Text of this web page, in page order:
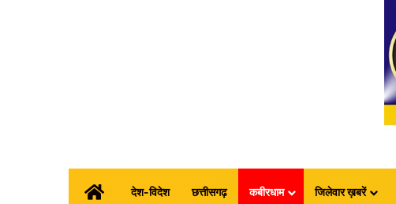
होम देश-विदेश छत्तीसगढ़ कबीरधाम जिलेवार ख़बरें